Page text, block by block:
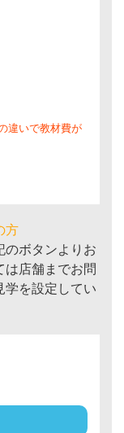
違いで教材費が
方
のボタンよりお
は店舗までお問
学を設定してい